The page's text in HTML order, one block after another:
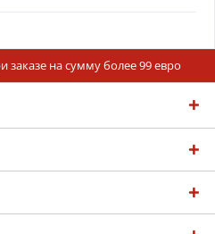
заказе на сумму более 99 евро